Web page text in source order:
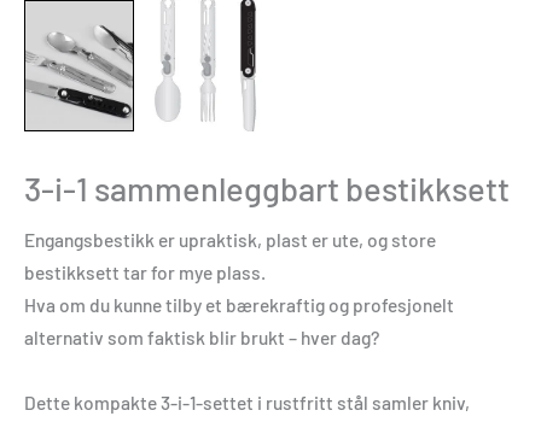
3-i-1 sammenleggbart bestikksett
Engangsbestikk er upraktisk, plast er ute, og store
bestikksett tar for mye plass.
Hva om du kunne tilby et bærekraftig og profesjonelt
alternativ som faktisk blir brukt – hver dag?
Dette kompakte 3-i-1-settet i rustfritt stål samler kniv,